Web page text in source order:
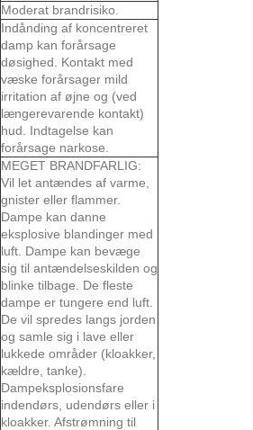
Moderat brandrisiko.
Indånding af koncentreret
damp kan forårsage
døsighed. Kontakt med
væske forårsager mild
irritation af øjne og (ved
længerevarende kontakt)
hud. Indtagelse kan
forårsage narkose.
MEGET BRANDFARLIG:
Vil let antændes af varme,
gnister eller flammer.
Dampe kan danne
eksplosive blandinger med
luft. Dampe kan bevæge
sig til antændelseskilden og
blinke tilbage. De fleste
dampe er tungere end luft.
De vil spredes langs jorden
og samle sig i lave eller
lukkede områder (kloakker,
kældre, tanke).
Dampeksplosionsfare
indendørs, udendørs eller i
kloakker. Afstrømning til